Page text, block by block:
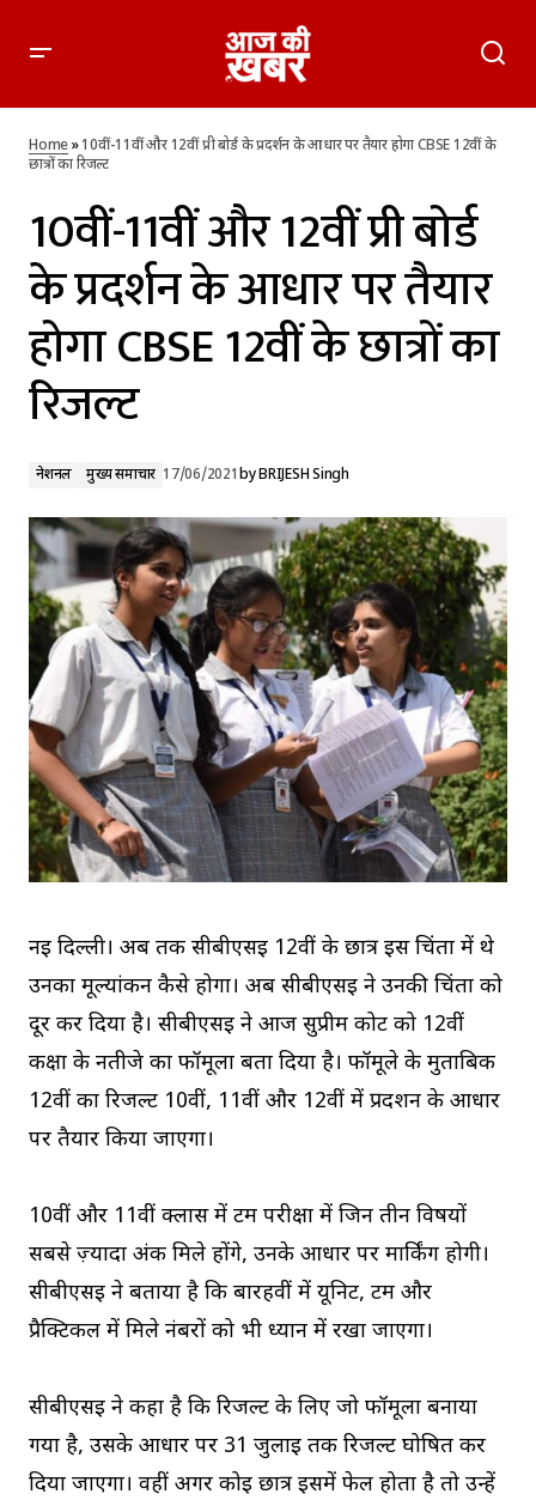
12वीं के छात्रों का रिजल्ट
Home»10वीं-11वीं और 12वीं प्री बोर्ड के प्रदर्शन के आधार पर तैयार होगा CBSE 12वीं के
छात्रों का रिजल्ट
10वीं-11वीं और 12वीं प्री बोर्ड
के प्रदर्शन के आधार पर तैयार
होगा CBSE 12वीं के छात्रों का
रिजल्ट
नेशनल मुख्य समाचार 17/06/2021byBRIJESH Singh
नई दिल्ली। अब तक सीबीएसई 12वीं के छात्र इस चिंता में थे
उनका मूल्यांकन कैसे होगा। अब सीबीएसई ने उनकी चिंता को
दूर कर दिया है। सीबीएसई ने आज सुप्रीम कोर्ट को 12वीं
कक्षा के नतीजे का फॉर्मूला बता दिया है। फॉर्मूले के मुताबिक
12वीं का रिजल्ट 10वीं, 11वीं और 12वीं में प्रदर्शन के आधार
पर तैयार किया जाएगा।
10वीं और 11वीं क्लास में टर्म परीक्षा में जिन तीन विषयों
सबसे ज़्यादा अंक मिले होंगे, उनके आधार पर मार्किंग होगी।
सीबीएसई ने बताया है कि बारहवीं में यूनिट, टर्म और
प्रैक्टिकल में मिले नंबरों को भी ध्यान में रखा जाएगा।
सीबीएसई ने कहा है कि रिजल्ट के लिए जो फॉर्मूला बनाया
गया है, उसके आधार पर 31 जुलाई तक रिजल्ट घोषित कर
दिया जाएगा। वहीं अगर कोई छात्र इसमें फेल होता है तो उन्हें